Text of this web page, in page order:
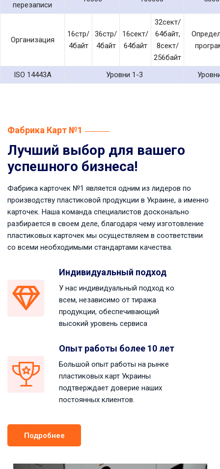
перезаписи
Организация
16стр/
4байт
36стр/
4байт
16сект/
64байт
32сект/
64байт,
8сект/
256байт
ISO 14443A Уровни 1-3
Фабрика Карт №1
Лучший выбор для вашего
успешного бизнеса!
Фабрика карточек №1 является одним из лидеров по
производству пластиковой продукции в Украине, а именно
карточек. Наша команда специалистов досконально
разбирается в своем деле, благодаря чему изготовление
пластиковых карточек мы осуществляем в соответствии
со всеми необходимыми стандартами качества.
Индивидуальный подход
У нас индивидуальный подход ко
всем, независимо от тиража
продукции, обеспечивающий
высокий уровень сервиса
Опыт работы более 10 лет
Большой опыт работы на рынке
пластиковых карт Украины
подтверждает доверие наших
постоянных клиентов.
Подробнее